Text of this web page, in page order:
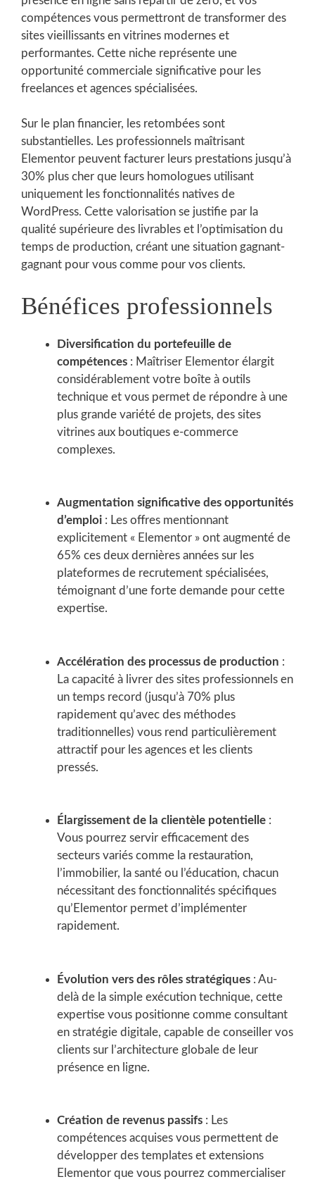
compétences vous permettront de transformer des
sites vieillissants en vitrines modernes et
performantes. Cette niche représente une
opportunité commerciale significative pour les
freelances et agences spécialisées.
Sur le plan financier, les retombées sont
substantielles. Les professionnels maîtrisant
Elementor peuvent facturer leurs prestations jusqu’à
30% plus cher que leurs homologues utilisant
uniquement les fonctionnalités natives de
WordPress. Cette valorisation se justifie par la
qualité supérieure des livrables et l’optimisation du
temps de production, créant une situation gagnant-
gagnant pour vous comme pour vos clients.
Bénéfices professionnels
Diversification du portefeuille de
compétences : Maîtriser Elementor élargit
considérablement votre boîte à outils
technique et vous permet de répondre à une
plus grande variété de projets, des sites
vitrines aux boutiques e-commerce
complexes.
Augmentation significative des opportunités
d’emploi : Les offres mentionnant
explicitement « Elementor » ont augmenté de
65% ces deux dernières années sur les
plateformes de recrutement spécialisées,
témoignant d’une forte demande pour cette
expertise.
Accélération des processus de production :
La capacité à livrer des sites professionnels en
un temps record (jusqu’à 70% plus
rapidement qu’avec des méthodes
traditionnelles) vous rend particulièrement
attractif pour les agences et les clients
pressés.
Élargissement de la clientèle potentielle :
Vous pourrez servir efficacement des
secteurs variés comme la restauration,
l’immobilier, la santé ou l’éducation, chacun
nécessitant des fonctionnalités spécifiques
qu’Elementor permet d’implémenter
rapidement.
Évolution vers des rôles stratégiques : Au-
delà de la simple exécution technique, cette
expertise vous positionne comme consultant
en stratégie digitale, capable de conseiller vos
clients sur l’architecture globale de leur
présence en ligne.
Création de revenus passifs : Les
compétences acquises vous permettent de
développer des templates et extensions
Elementor que vous pourrez commercialiser